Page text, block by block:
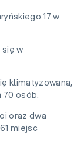
17 w
w
klimatyzowana,
70 osób.
oraz dwa
miejsc